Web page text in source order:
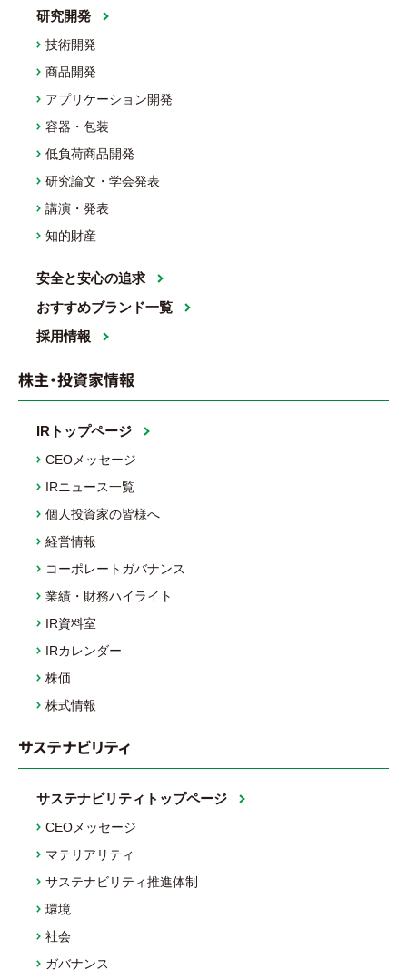
研究開発
技術開発
商品開発
アプリケーション開発
容器・包装
低負荷商品開発
研究論文・学会発表
講演・発表
知的財産
安全と安心の追求
おすすめブランド一覧
採用情報
株主・投資家情報
IRトップページ
CEOメッセージ
IRニュース一覧
個人投資家の皆様へ
経営情報
コーポレートガバナンス
業績・財務ハイライト
IR資料室
IRカレンダー
株価
株式情報
サステナビリティ
サステナビリティトップページ
CEOメッセージ
マテリアリティ
サステナビリティ推進体制
環境
社会
ガバナンス